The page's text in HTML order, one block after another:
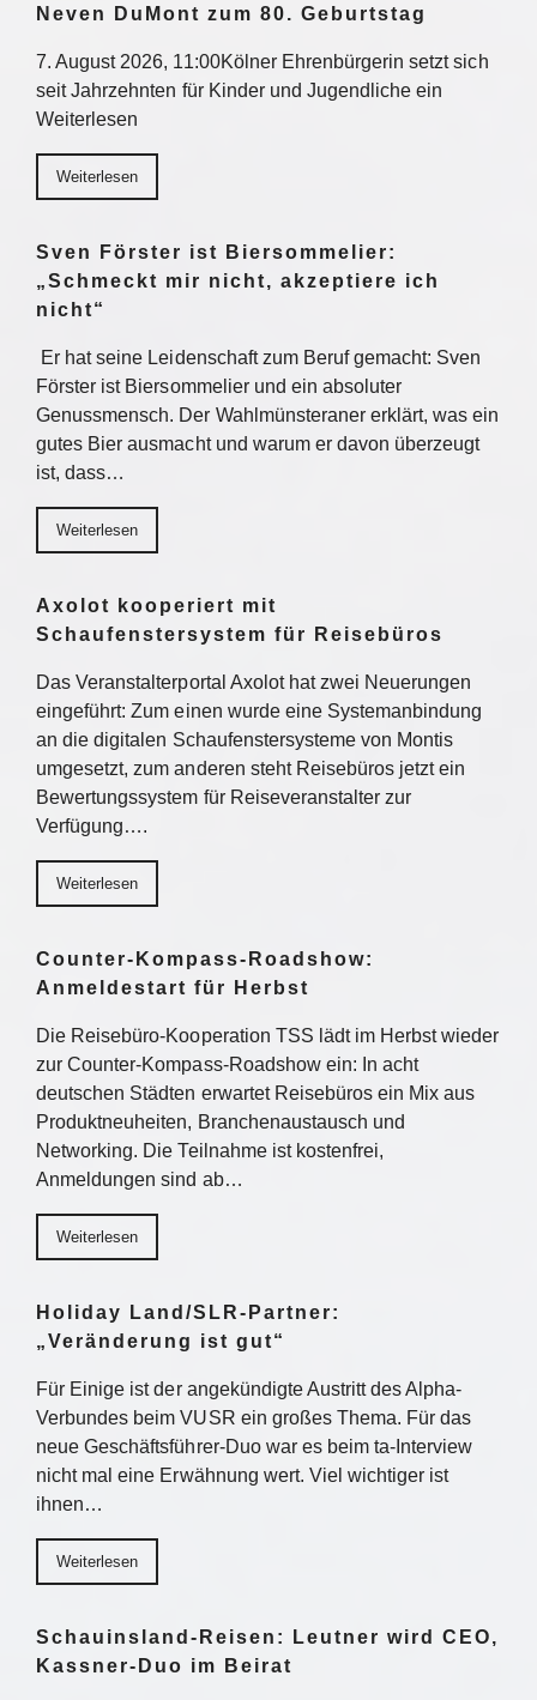
Neven DuMont zum 80. Geburtstag
7. August 2026, 11:00Kölner Ehrenbürgerin setzt sich
seit Jahrzehnten für Kinder und Jugendliche ein
Weiterlesen
Weiterlesen
Sven Förster ist Biersommelier:
„Schmeckt mir nicht, akzeptiere ich
nicht“
Er hat seine Leidenschaft zum Beruf gemacht: Sven
Förster ist Biersommelier und ein absoluter
Genussmensch. Der Wahlmünsteraner erklärt, was ein
gutes Bier ausmacht und warum er davon überzeugt
ist, dass…
Weiterlesen
Axolot kooperiert mit
Schaufenstersystem für Reisebüros
Das Veranstalterportal Axolot hat zwei Neuerungen
eingeführt: Zum einen wurde eine Systemanbindung
an die digitalen Schaufenstersysteme von Montis
umgesetzt, zum anderen steht Reisebüros jetzt ein
Bewertungssystem für Reiseveranstalter zur
Verfügung….
Weiterlesen
Counter-Kompass-Roadshow:
Anmeldestart für Herbst
Die Reisebüro-Kooperation TSS lädt im Herbst wieder
zur Counter-Kompass-Roadshow ein: In acht
deutschen Städten erwartet Reisebüros ein Mix aus
Produktneuheiten, Branchenaustausch und
Networking. Die Teilnahme ist kostenfrei,
Anmeldungen sind ab…
Weiterlesen
Holiday Land/SLR-Partner:
„Veränderung ist gut“
Für Einige ist der angekündigte Austritt des Alpha-
Verbundes beim VUSR ein großes Thema. Für das
neue Geschäftsführer-Duo war es beim ta-Interview
nicht mal eine Erwähnung wert. Viel wichtiger ist
ihnen…
Weiterlesen
Schauinsland-Reisen: Leutner wird CEO,
Kassner-Duo im Beirat